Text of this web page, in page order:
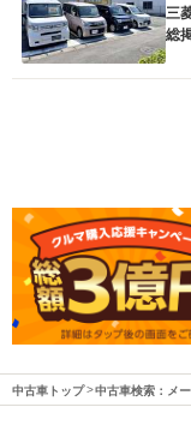
三
総
中古車トップ 中古車検索：メ